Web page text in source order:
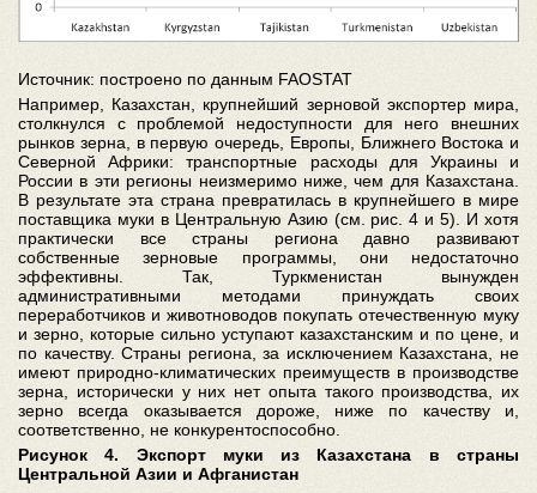
Источник: построено по данным FAOSTAT
Например, Казахстан, крупнейший зерновой экспортер мира,
столкнулся с проблемой недоступности для него внешних
рынков зерна, в первую очередь, Европы, Ближнего Востока и
Северной Африки: транспортные расходы для Украины и
России в эти регионы неизмеримо ниже, чем для Казахстана.
В результате эта страна превратилась в крупнейшего в мире
поставщика муки в Центральную Азию (см. рис. 4 и 5). И хотя
практически все страны региона давно развивают
собственные зерновые программы, они недостаточно
эффективны. Так, Туркменистан вынужден
административными методами принуждать своих
переработчиков и животноводов покупать отечественную муку
и зерно, которые сильно уступают казахстанским и по цене, и
по качеству. Страны региона, за исключением Казахстана, не
имеют природно-климатических преимуществ в производстве
зерна, исторически у них нет опыта такого производства, их
зерно всегда оказывается дороже, ниже по качеству и,
соответственно, не конкурентоспособно.
Рисунок 4. Экспорт муки из Казахстана в страны
Центральной Азии и Афганистан